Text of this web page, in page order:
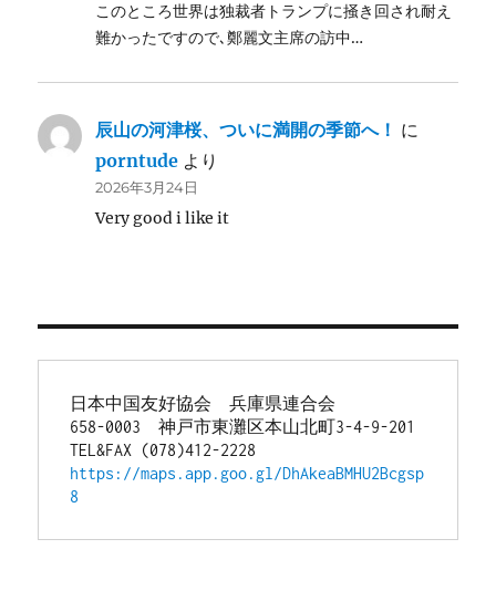
このところ世界は独裁者トランプに掻き回され耐え
難かったですので､鄭麗文主席の訪中…
辰山の河津桜、ついに満開の季節へ！ に
porntude より
2026年3月24日
Very good i like it
日本中国友好協会　兵庫県連合会
658-0003　神戸市東灘区本山北町3-4-9-201
TEL&FAX (078)412-2228
https://maps.app.goo.gl/DhAkeaBMHU2Bcgsp
8